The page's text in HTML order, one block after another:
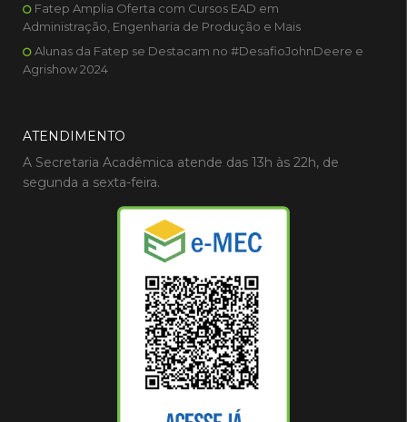
Fatep Amplia Oferta com Cursos EAD em
Administração, Engenharia de Produção e Mais
Alunas da Fatep se Destacam no #DesafioJohnDeere e
Agrishow 2024
ATENDIMENTO
A Secretaria Acadêmica atende das 13h às 22h, de
segunda a sexta-feira.